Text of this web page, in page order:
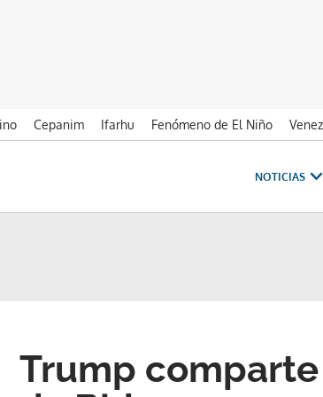
Cepanim Ifarhu Fenómeno de El Niño
NOTICIAS
Trump